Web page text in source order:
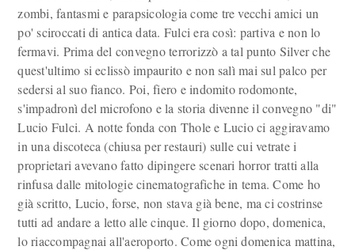
zombi, fantasmi e parapsicologia come tre vecchi amici un
po' sciroccati di antica data. Fulci era così: partiva e non lo
fermavi. Prima del convegno terrorizzò a tal punto Silver che
quest'ultimo si eclissò impaurito e non salì mai sul palco per
sedersi al suo fianco. Poi, fiero e indomito rodomonte,
s'impadronì del microfono e la storia divenne il convegno "di"
Lucio Fulci. A notte fonda con Thole e Lucio ci aggiravamo
in una discoteca (chiusa per restauri) sulle cui vetrate i
proprietari avevano fatto dipingere scenari horror tratti alla
rinfusa dalle mitologie cinematografiche in tema. Come ho
già scritto, Lucio, forse, non stava già bene, ma ci costrinse
tutti ad andare a letto alle cinque. Il giorno dopo, domenica,
lo riaccompagnai all'aeroporto. Come ogni domenica mattina,